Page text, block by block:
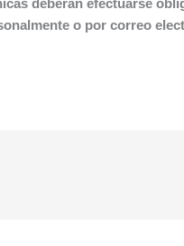
deberán efectuarse
o por correo